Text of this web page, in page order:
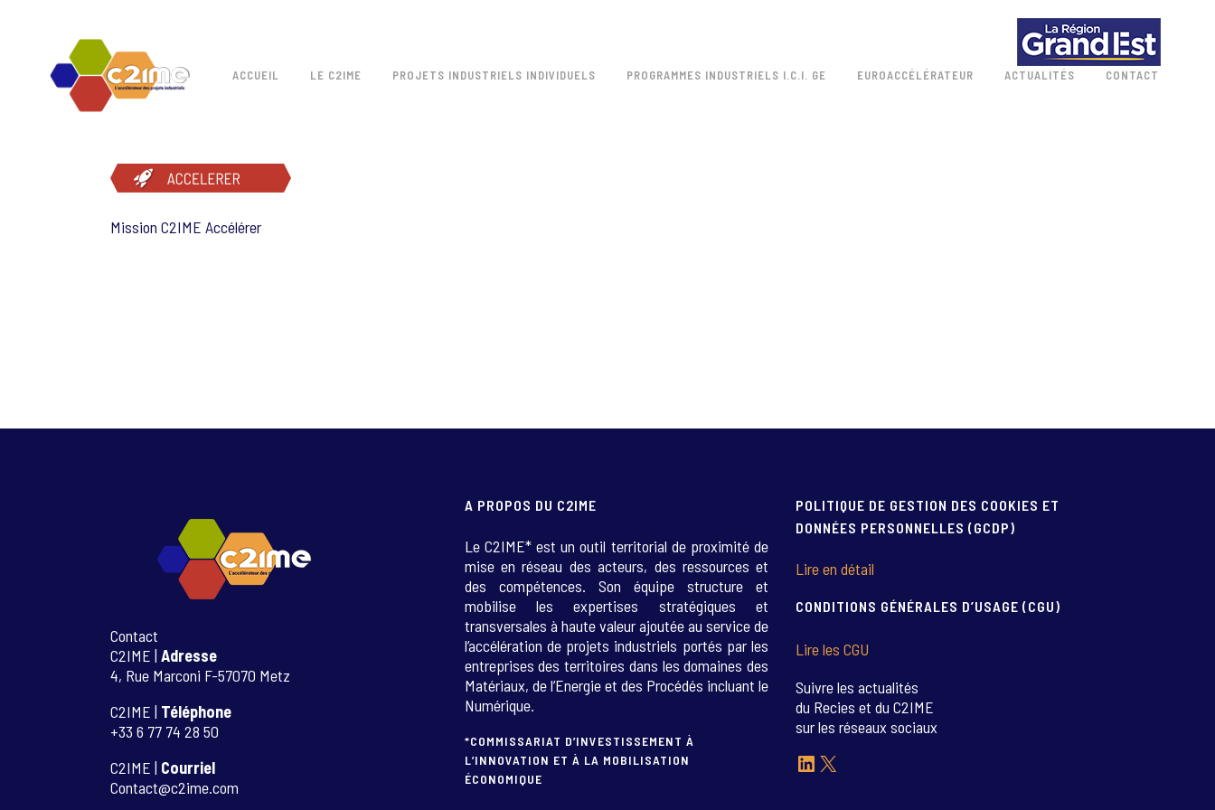
ACCUEIL LE C2IME PROJETS INDUSTRIELS INDIVIDUELS PROGRAMMES INDUSTRIELS I.C.I. GE EUROACCÉLÉRATEUR ACTUALITÉS CONTACT
Mission C2IME Accélérer
Contact
C2IME | Adresse
4, Rue Marconi F-57070 Metz
C2IME | Téléphone
+33 6 77 74 28 50
C2IME | Courriel
Contact@c2ime.com
A PROPOS DU C2IME
Le C2IME* est un outil territorial de proximité de
mise en réseau des acteurs, des ressources et
des compétences. Son équipe structure et
mobilise les expertises stratégiques et
transversales à haute valeur ajoutée au service de
l’accélération de projets industriels portés par les
entreprises des territoires dans les domaines des
Matériaux, de l’Energie et des Procédés incluant le
Numérique.
*COMMISSARIAT D’INVESTISSEMENT À
L’INNOVATION ET À LA MOBILISATION
ÉCONOMIQUE
POLITIQUE DE GESTION DES COOKIES ET
DONNÉES PERSONNELLES (GCDP)
Lire en détail
CONDITIONS GÉNÉRALES D’USAGE (CGU)
Lire les CGU
Suivre les actualités
du Recies et du C2IME
sur les réseaux sociaux
LinkedIn
X